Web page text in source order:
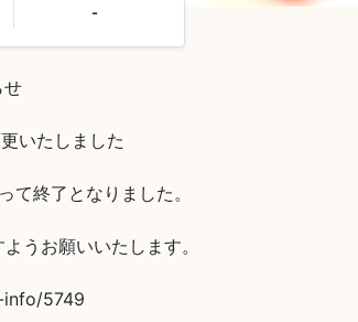
-
せ
いたしました
終了となりました。
うお願いいたします。
5749